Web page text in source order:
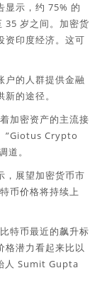
显示，约 75% 的
35 岁之间。加密货
资印度经济。这可
户的人群提供金融
的途径。
加密资产的主流接
”Giotus Crypto
。
展望加密货币市
币价格将持续上
特币最近的飙升标
格潜力看起来比以
人 Sumit Gupta